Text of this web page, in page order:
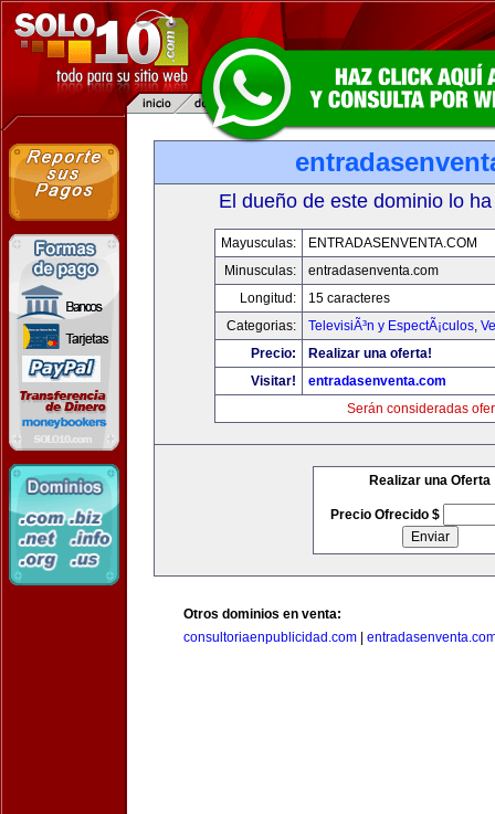
El dueño de este dominio lo
Mayusculas:
ENTRADASENVENTA.COM
Minusculas:
entradasenventa.com
Longitud:
15 caracteres
Categorias:
TelevisiÃ³n y EspectÃ¡culos,
Precio:
Realizar una oferta!
Visitar!
entradasenventa.com
Serán consideradas
Realizar una Oferta
Precio Ofrecido $
Otros dominios en venta:
consultoriaenpublicidad.com